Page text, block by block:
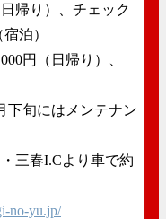
り）、チェック
泊）
（日帰り）、
にはメンテナン
春I.Cより車で約
no-yu.jp/